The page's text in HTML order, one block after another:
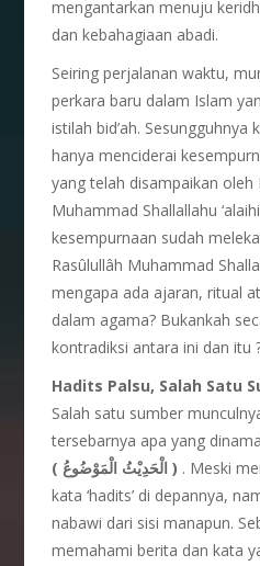
mengantarkan menuju
dan kebahagiaan abadi.
Seiring perjalanan waktu,
perkara baru dalam Islam
istilah bid’ah. Sesungguhnya
hanya menciderai
yang telah disampaikan oleh
Muhammad Shallallahu
kesempurnaan sudah
Rasûlullâh Muhammad
mengapa ada ajaran, ritual
dalam agama? Bukankah
kontradiksi antara ini dan itu
Hadits Palsu, Salah Satu
Salah satu sumber
tersebarnya apa yang
( الْحَدِيْثُ الْمَوْضُوعُ ) . Meski
kata ‘hadits’ di depannya,
nabawi dari sisi manapun.
memahami berita dan kata